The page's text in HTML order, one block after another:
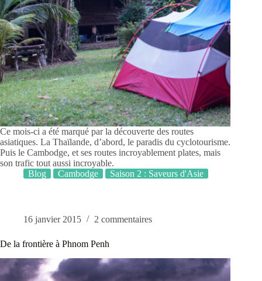
Ce mois-ci a été marqué par la découverte des routes
asiatiques. La Thaïlande, d’abord, le paradis du cyclotourisme.
Puis le Cambodge, et ses routes incroyablement plates, mais
son trafic tout aussi incroyable.
Blog
Cambodge Saison 2 : Saveurs d'Asie
16 janvier 2015 2 commentaires
De la frontière à Phnom Penh